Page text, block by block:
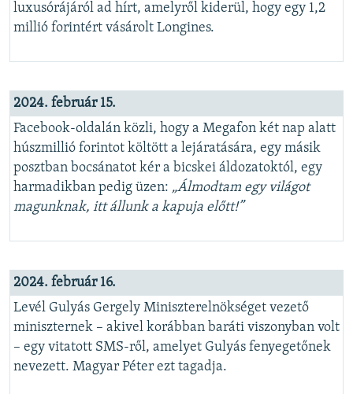
luxusórájáról ad hírt, amelyről kiderül, hogy egy 1,2
millió forintért vásárolt Longines.
2024. február 15.
Facebook-oldalán közli, hogy a Megafon két nap alatt
húszmillió forintot költött a lejáratására, egy másik
posztban bocsánatot kér a bicskei áldozatoktól, egy
harmadikban pedig üzen: „Álmodtam egy világot
magunknak, itt állunk a kapuja előtt!”
2024. február 16.
Levél Gulyás Gergely Miniszterelnökséget vezető
miniszternek – akivel korábban baráti viszonyban volt
– egy vitatott SMS-ről, amelyet Gulyás fenyegetőnek
nevezett. Magyar Péter ezt tagadja.